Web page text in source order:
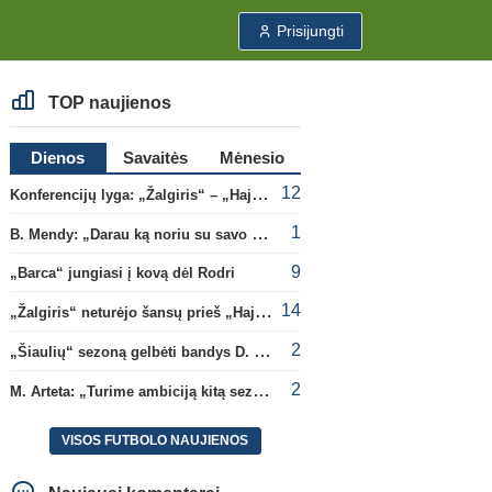
Prisijungti
TOP naujienos
Dienos Savaitės
Mėnesio
Konferencijų lyga: „Žalgiris“ – „Hajduk“ (rungtynės tiesiogiai)
12
B. Mendy: „Darau ką noriu su savo pasaulio čempionato titulu“ 1
„Barca“ jungiasi į kovą dėl Rodri 9
„Žalgiris“ neturėjo šansų prieš „Hajduk“ 14
„Šiaulių“ sezoną gelbėti bandys D. Lastauskas 2
M. Arteta: „Turime ambiciją kitą sezoną kovoti dėl visų titulų“ 2
VISOS FUTBOLO NAUJIENOS